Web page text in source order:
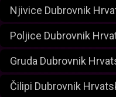
Njivice Dubrovnik
Poljice Dubrovnik
Gruda Dubrovnik
Čilipi Dubrovnik